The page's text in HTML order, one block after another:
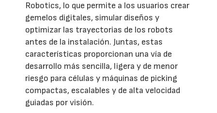
Robotics, lo que permite a los usuarios crear
gemelos digitales, simular diseños y
optimizar las trayectorias de los robots
antes de la instalación. Juntas, estas
características proporcionan una vía de
desarrollo más sencilla, ligera y de menor
riesgo para células y máquinas de picking
compactas, escalables y de alta velocidad
guiadas por visión.